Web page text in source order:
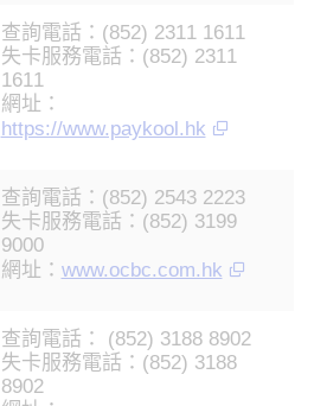
查詢電話：(852) 2311 1611
失卡服務電話：(852) 2311
1611
網址：
https://www.paykool.hk
查詢電話：(852) 2543 2223
失卡服務電話：(852) 3199
9000
網址： www.ocbc.com.hk
查詢電話： (852) 3188 8902
失卡服務電話：(852) 3188
8902